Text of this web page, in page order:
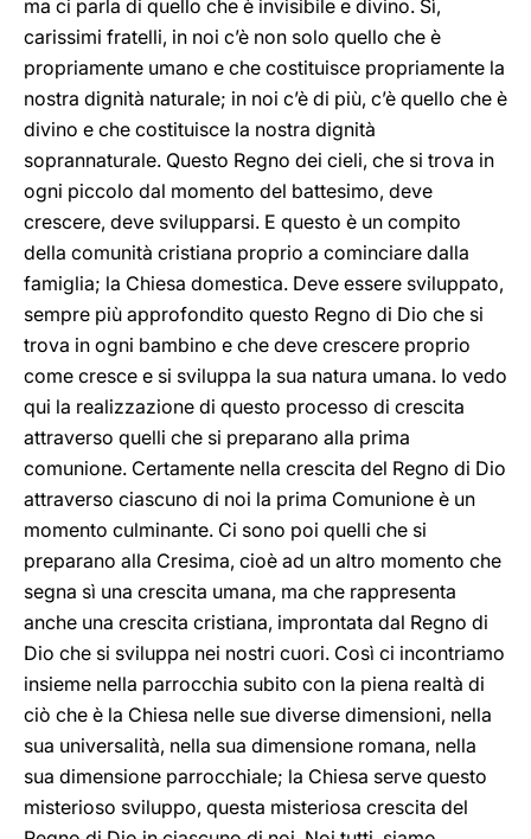
ma ci parla di quello che è invisibile e divino. Sì,
carissimi fratelli, in noi c’è non solo quello che è
propriamente umano e che costituisce propriamente la
nostra dignità naturale; in noi c’è di più, c’è quello che è
divino e che costituisce la nostra dignità
soprannaturale. Questo Regno dei cieli, che si trova in
ogni piccolo dal momento del battesimo, deve
crescere, deve svilupparsi. E questo è un compito
della comunità cristiana proprio a cominciare dalla
famiglia; la Chiesa domestica. Deve essere sviluppato,
sempre più approfondito questo Regno di Dio che si
trova in ogni bambino e che deve crescere proprio
come cresce e si sviluppa la sua natura umana. Io vedo
qui la realizzazione di questo processo di crescita
attraverso quelli che si preparano alla prima
comunione. Certamente nella crescita del Regno di Dio
attraverso ciascuno di noi la prima Comunione è un
momento culminante. Ci sono poi quelli che si
preparano alla Cresima, cioè ad un altro momento che
segna sì una crescita umana, ma che rappresenta
anche una crescita cristiana, improntata dal Regno di
Dio che si sviluppa nei nostri cuori. Così ci incontriamo
insieme nella parrocchia subito con la piena realtà di
ciò che è la Chiesa nelle sue diverse dimensioni, nella
sua universalità, nella sua dimensione romana, nella
sua dimensione parrocchiale; la Chiesa serve questo
misterioso sviluppo, questa misteriosa crescita del